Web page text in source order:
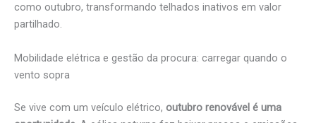
como outubro, transformando telhados inativos em valor
partilhado.
Mobilidade elétrica e gestão da procura: carregar quando o
vento sopra
Se vive com um veículo elétrico, outubro renovável é uma